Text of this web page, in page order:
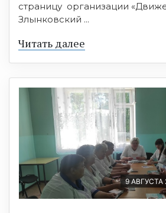
страницу организации
Злынковский ...
Читать далее
9 АВГУСТА